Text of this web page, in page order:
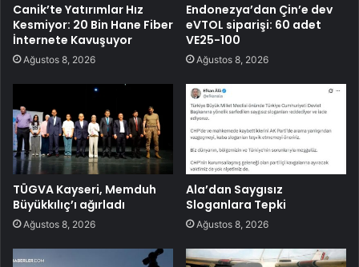
Canik’te Yatırımlar Hız
Kesmiyor: 20 Bin Hane Fiber
İnternete Kavuşuyor
Ağustos 8, 2026
Endonezya’dan Çin’e dev
eVTOL siparişi: 60 adet
VE25-100
Ağustos 8, 2026
TÜGVA Kayseri, Memduh
Büyükkılıç’ı ağırladı
Ağustos 8, 2026
Ala’dan Saygısız
Sloganlara Tepki
Ağustos 8, 2026